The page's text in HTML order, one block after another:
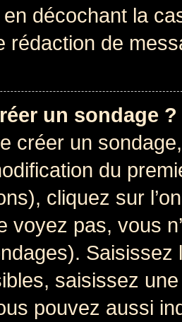
décochant la
rédaction de
un sondage ?
créer un
du
cliquez sur
voyez pas, vous
saisissez
pouvez aussi